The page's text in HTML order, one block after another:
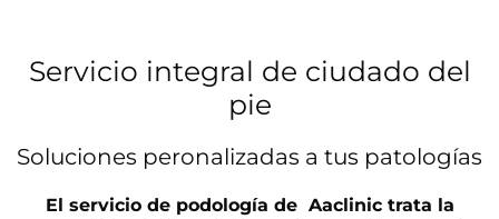
Servicio integral de ciudado del
pie
Soluciones peronalizadas a tus patologías
El servicio de podología de Aaclinic trata la